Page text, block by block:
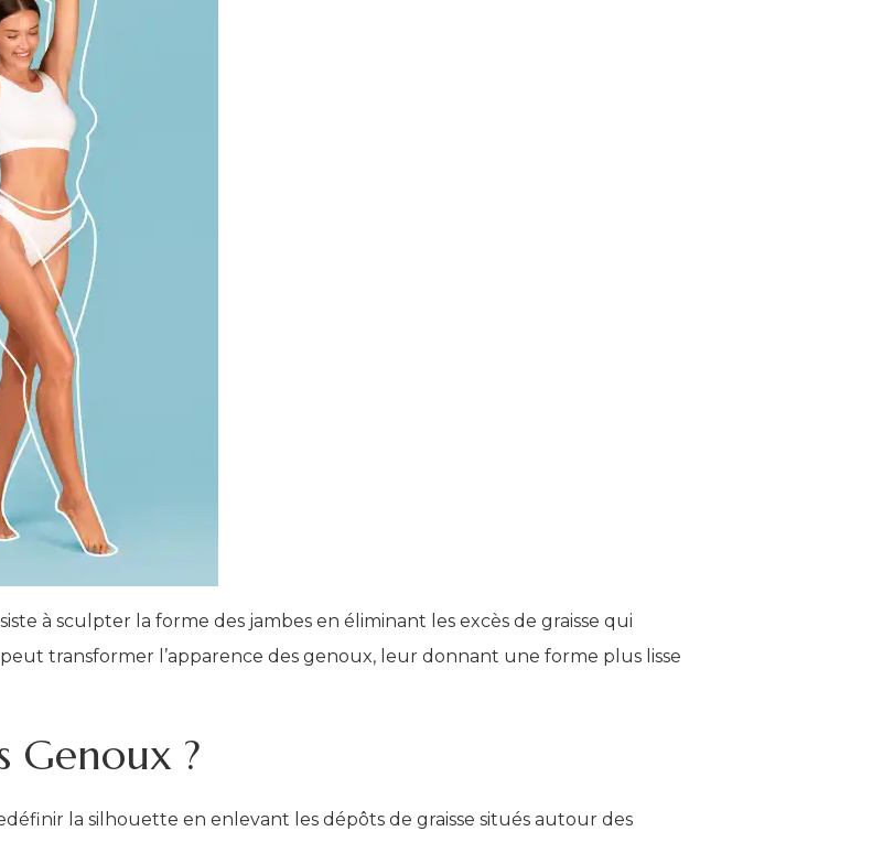
à sculpter la forme des jambes en éliminant les excès de graisse qui
transformer l’apparence des genoux, leur donnant une forme plus lisse
Genoux ?
la silhouette en enlevant les dépôts de graisse situés autour des